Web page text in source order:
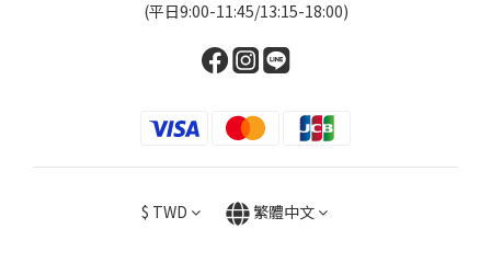
(平日9:00-11:45/13:15-18:00)
$ TWD 繁體中文